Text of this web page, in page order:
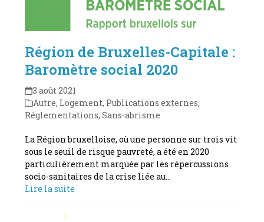
Région de Bruxelles-Capitale :
Baromètre social 2020
3 août 2021
Autre, Logement, Publications externes,
Réglementations,Sans-abrisme
La Région bruxelloise, où une personne sur trois vit
sous le seuil de risque pauvreté, a été en 2020
particulièrement marquée par les répercussions
socio-sanitaires de la crise liée au…
Lire la suite